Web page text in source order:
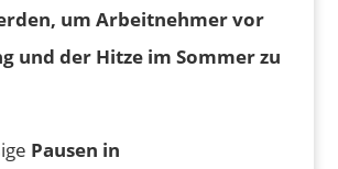
um Arbeitnehmer vor
und der Hitze im Sommer zu
Pausen in